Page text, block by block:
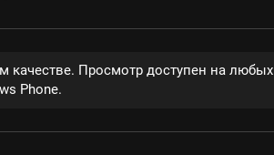
качестве. Просмотр доступен на любых
Phone.